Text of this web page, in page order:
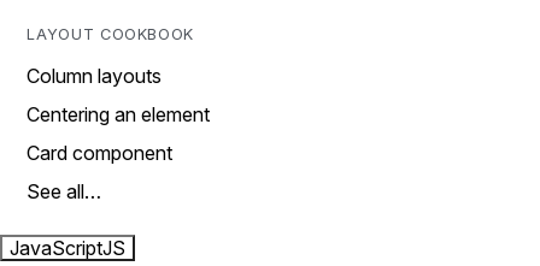
LAYOUT COOKBOOK
Column layouts
Centering an element
Card component
See all…
JavaScriptJS